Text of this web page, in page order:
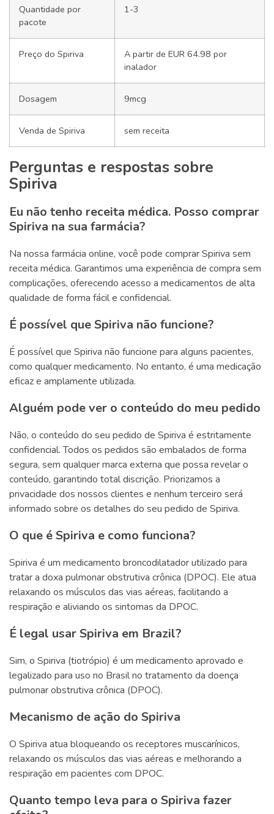
Quantidade por
pacote
1-3
Preço do Spiriva
A partir de EUR 64.98 por
inalador
Dosagem 9mcg
Venda de Spiriva sem receita
Perguntas e respostas sobre
Spiriva
Eu não tenho receita médica. Posso comprar
Spiriva na sua farmácia?
Na nossa farmácia online, você pode comprar Spiriva sem
receita médica. Garantimos uma experiência de compra sem
complicações, oferecendo acesso a medicamentos de alta
qualidade de forma fácil e confidencial.
É possível que Spiriva não funcione?
É possível que Spiriva não funcione para alguns pacientes,
como qualquer medicamento. No entanto, é uma medicação
eficaz e amplamente utilizada.
Alguém pode ver o conteúdo do meu pedido
Não, o conteúdo do seu pedido de Spiriva é estritamente
confidencial. Todos os pedidos são embalados de forma
segura, sem qualquer marca externa que possa revelar o
conteúdo, garantindo total discrição. Priorizamos a
privacidade dos nossos clientes e nenhum terceiro será
informado sobre os detalhes do seu pedido de Spiriva.
O que é Spiriva e como funciona?
Spiriva é um medicamento broncodilatador utilizado para
tratar a doxa pulmonar obstrutiva crônica (DPOC). Ele atua
relaxando os músculos das vias aéreas, facilitando a
respiração e aliviando os sintomas da DPOC.
É legal usar Spiriva em Brazil?
Sim, o Spiriva (tiotrópio) é um medicamento aprovado e
legalizado para uso no Brasil no tratamento da doença
pulmonar obstrutiva crônica (DPOC).
Mecanismo de ação do Spiriva
O Spiriva atua bloqueando os receptores muscarínicos,
relaxando os músculos das vias aéreas e melhorando a
respiração em pacientes com DPOC.
Quanto tempo leva para o Spiriva fazer